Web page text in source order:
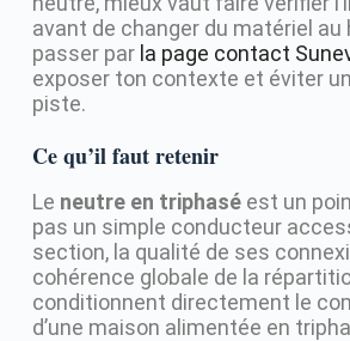
avant de changer du matériel au
passer par la page contact
exposer ton contexte et éviter
piste.
Ce qu’il faut retenir
Le neutre en triphaséest un
pas un simple conducteur
section, la qualité de ses
cohérence globale de la
conditionnent directement le
d’une maison alimentée en